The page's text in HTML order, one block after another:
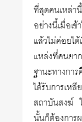
ที่สุดคนเห
อย่างนี้เมื่อเ
แล้วไม่ค่อย
แหล่งที่คนย
ฐานะทางกา
ได้รับการเห
สถาบันสงฆ์
นั้นก็ต้องการ